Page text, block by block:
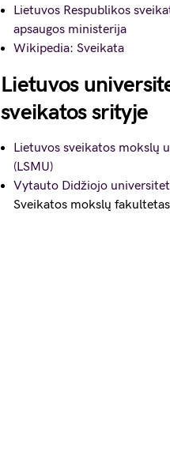
Lietuvos Respublikos
apsaugos ministerija
Wikipedia: Sveikata
Lietuvos
sveikatos srityje
Lietuvos sveikatos mokslų
(LSMU)
Vytauto Didžiojo
Sveikatos mokslų fakultetas